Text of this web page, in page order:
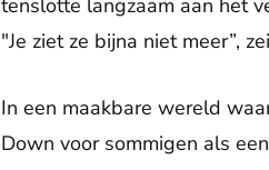
tenslotte langzaam aan het
"Je ziet ze bijna niet meer”,
In een maakbare wereld
Down voor sommigen als